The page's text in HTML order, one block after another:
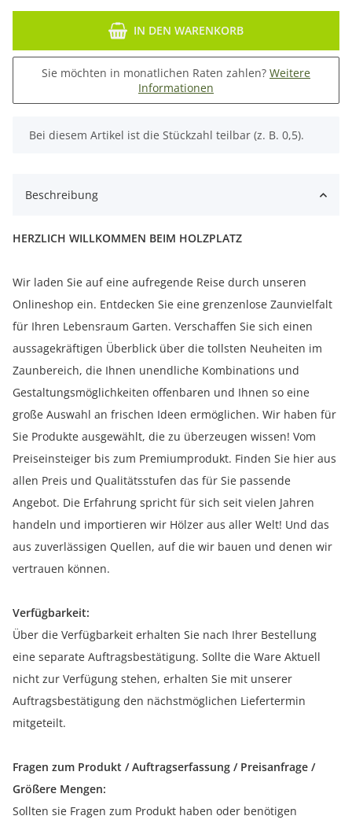
IN DEN WARENKORB
Sie möchten in monatlichen Raten zahlen? Weitere
Informationen
x
Bei diesem Artikel ist die Stückzahl teilbar (z. B. 0,5).
Beschreibung
HERZLICH WILLKOMMEN BEIM HOLZPLATZ
Wir laden Sie auf eine aufregende Reise durch unseren
Onlineshop ein. Entdecken Sie eine grenzenlose Zaunvielfalt
für Ihren Lebensraum Garten. Verschaffen Sie sich einen
aussagekräftigen Überblick über die tollsten Neuheiten im
Zaunbereich, die Ihnen unendliche Kombinations und
Gestaltungsmöglichkeiten offenbaren und Ihnen so eine
große Auswahl an frischen Ideen ermöglichen. Wir haben für
Sie Produkte ausgewählt, die zu überzeugen wissen! Vom
Preiseinsteiger bis zum Premiumprodukt. Finden Sie hier aus
allen Preis und Qualitätsstufen das für Sie passende
Angebot. Die Erfahrung spricht für sich seit vielen Jahren
handeln und importieren wir Hölzer aus aller Welt! Und das
aus zuverlässigen Quellen, auf die wir bauen und denen wir
vertrauen können.
Verfügbarkeit:
Über die Verfügbarkeit erhalten Sie nach Ihrer Bestellung
eine separate Auftragsbestätigung. Sollte die Ware Aktuell
nicht zur Verfügung stehen, erhalten Sie mit unserer
Auftragsbestätigung den nächstmöglichen Liefertermin
mitgeteilt.
Fragen zum Produkt / Auftragserfassung / Preisanfrage /
Größere Mengen:
Sollten sie Fragen zum Produkt haben oder benötigen